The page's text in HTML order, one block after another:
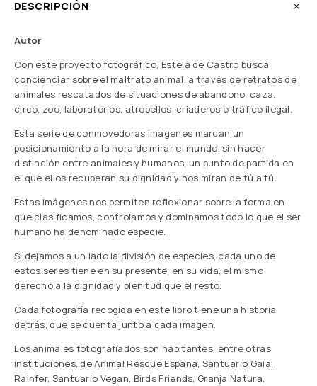
DESCRIPCIÓN
Autor
Con este proyecto fotográfico, Estela de Castro busca
concienciar sobre el maltrato animal, a través de retratos de
animales rescatados de situaciones de abandono, caza,
circo, zoo, laboratorios, atropellos, criaderos o tráfico ilegal.
Esta serie de conmovedoras imágenes marcan un
posicionamiento a la hora de mirar el mundo, sin hacer
distinción entre animales y humanos, un punto de partida en
el que ellos recuperan su dignidad y nos miran de tú a tú.
Estas imágenes nos permiten reflexionar sobre la forma en
que clasificamos, controlamos y dominamos todo lo que el ser
humano ha denominado especie.
Si dejamos a un lado la división de especies, cada uno de
estos seres tiene en su presente, en su vida, el mismo
derecho a la dignidad y plenitud que el resto.
Cada fotografía recogida en este libro tiene una historia
detrás, que se cuenta junto a cada imagen.
Los animales fotografiados son habitantes, entre otras
instituciones, de Animal Rescue España, Santuario Gaia,
Rainfer, Santuario Vegan, Birds Friends, Granja Natura,